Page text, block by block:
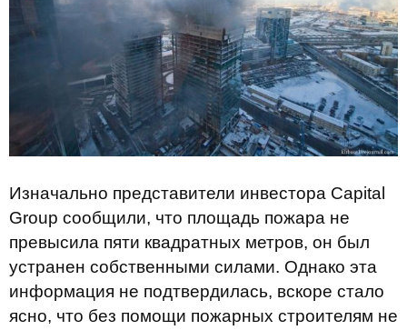
Изначально представители инвестора Capital
Group сообщили, что площадь пожара не
превысила пяти квадратных метров, он был
устранен собственными силами. Однако эта
информация не подтвердилась, вскоре стало
ясно, что без помощи пожарных строителям не